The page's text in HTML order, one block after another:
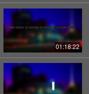
01:18:22